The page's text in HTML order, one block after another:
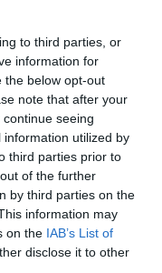
to third parties, or
information for
the below opt-out
note that after your
seeing
utilized by
third parties prior to
of the further
by third parties on the
information may
on the IAB’s List of
disclose it to other
tesztet találsz.
A
jobbnál